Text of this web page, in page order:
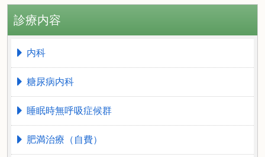
診療内容
内科
糖尿病内科
睡眠時無呼吸症候群
肥満治療（自費）